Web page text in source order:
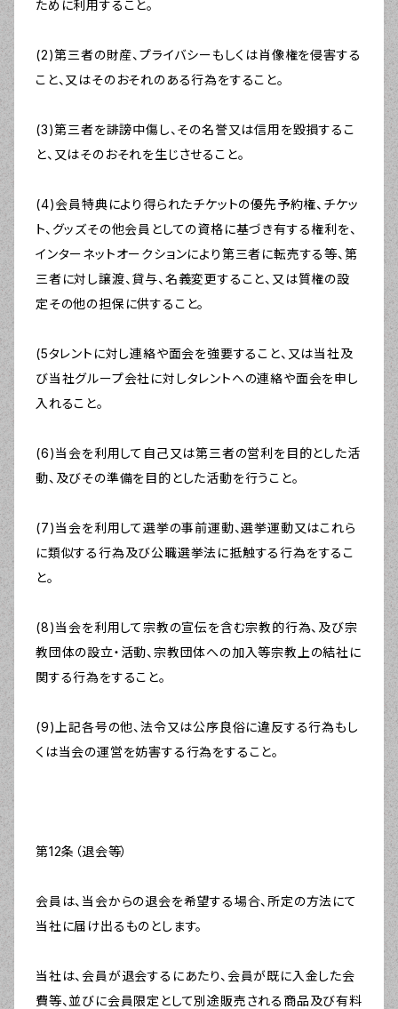
ために利用すること。
(2)第三者の財産、プライバシーもしくは肖像権を侵害する
こと、又はそのおそれのある行為をすること。
(3)第三者を誹謗中傷し、その名誉又は信用を毀損するこ
と、又はそのおそれを生じさせること。
(4)会員特典により得られたチケットの優先予約権、チケッ
ト、グッズその他会員としての資格に基づき有する権利を、
インターネットオークションにより第三者に転売する等、第
三者に対し譲渡、貸与、名義変更すること、又は質権の設
定その他の担保に供すること。
(5タレントに対し連絡や面会を強要すること、又は当社及
び当社グループ会社に対しタレントへの連絡や面会を申し
入れること。
(6)当会を利用して自己又は第三者の営利を目的とした活
動、及びその準備を目的とした活動を行うこと。
(7)当会を利用して選挙の事前運動、選挙運動又はこれら
に類似する行為及び公職選挙法に抵触する行為をするこ
と。
(8)当会を利用して宗教の宣伝を含む宗教的行為、及び宗
教団体の設立・活動、宗教団体への加入等宗教上の結社に
関する行為をすること。
(9)上記各号の他、法令又は公序良俗に違反する行為もし
くは当会の運営を妨害する行為をすること。
第12条（退会等）
会員は、当会からの退会を希望する場合、所定の方法にて
当社に届け出るものとします。
当社は、会員が退会するにあたり、会員が既に入金した会
費等、並びに会員限定として別途販売される商品及び有料